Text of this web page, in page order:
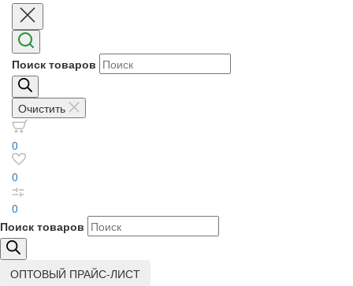
Поиск товаров
Очистить
0
0
0
Поиск товаров
ОПТОВЫЙ ПРАЙС-ЛИСТ